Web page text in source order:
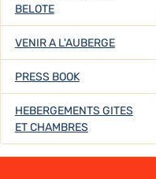
BELOTE
VENIR A L'AUBERGE
PRESS BOOK
HEBERGEMENTS GITES
ET CHAMBRES